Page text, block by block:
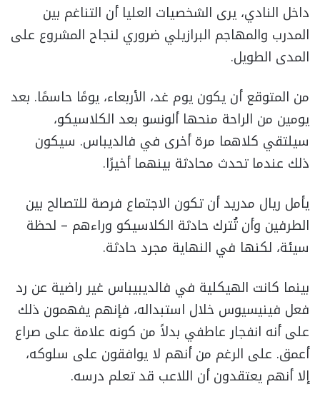
داخل النادي، يرى الشخصيات العليا أن التناغم بين
المدرب والمهاجم البرازيلي ضروري لنجاح المشروع على
المدى الطويل.
من المتوقع أن يكون يوم غد، الأربعاء، يومًا حاسمًا. بعد
يومين من الراحة منحها ألونسو بعد الكلاسيكو،
سيلتقي كلاهما مرة أخرى في فالديباس. سيكون
ذلك عندما تحدث محادثة بينهما أخيرًا.
يأمل ريال مدريد أن تكون الاجتماع فرصة للتصالح بين
الطرفين وأن تُترك حادثة الكلاسيكو وراءهم – لحظة
سيئة، لكنها في النهاية مجرد حادثة.
بينما كانت الهيكلية في فالديبيباس غير راضية عن رد
فعل فينيسيوس خلال استبداله، فإنهم يفهمون ذلك
على أنه انفجار عاطفي بدلاً من كونه علامة على صراع
أعمق. على الرغم من أنهم لا يوافقون على سلوكه،
إلا أنهم يعتقدون أن اللاعب قد تعلم درسه.